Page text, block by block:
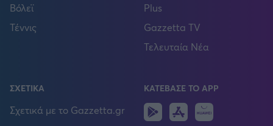
Βόλεϊ
Τέννις
Plus
Gazzetta TV
Τελευταία Νέα
ΣΧΕΤΙΚΑ
Σχετικά με το Gazzetta.gr
ΚΑΤΕΒΑΣΕ ΤΟ APP
Android
IOS